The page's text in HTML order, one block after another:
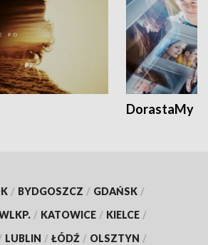
DorastaMy
/ BYDGOSZCZ / GDAŃSK /
/ KATOWICE / KIELCE /
LUBLIN / ŁÓDŹ / OLSZTYN /